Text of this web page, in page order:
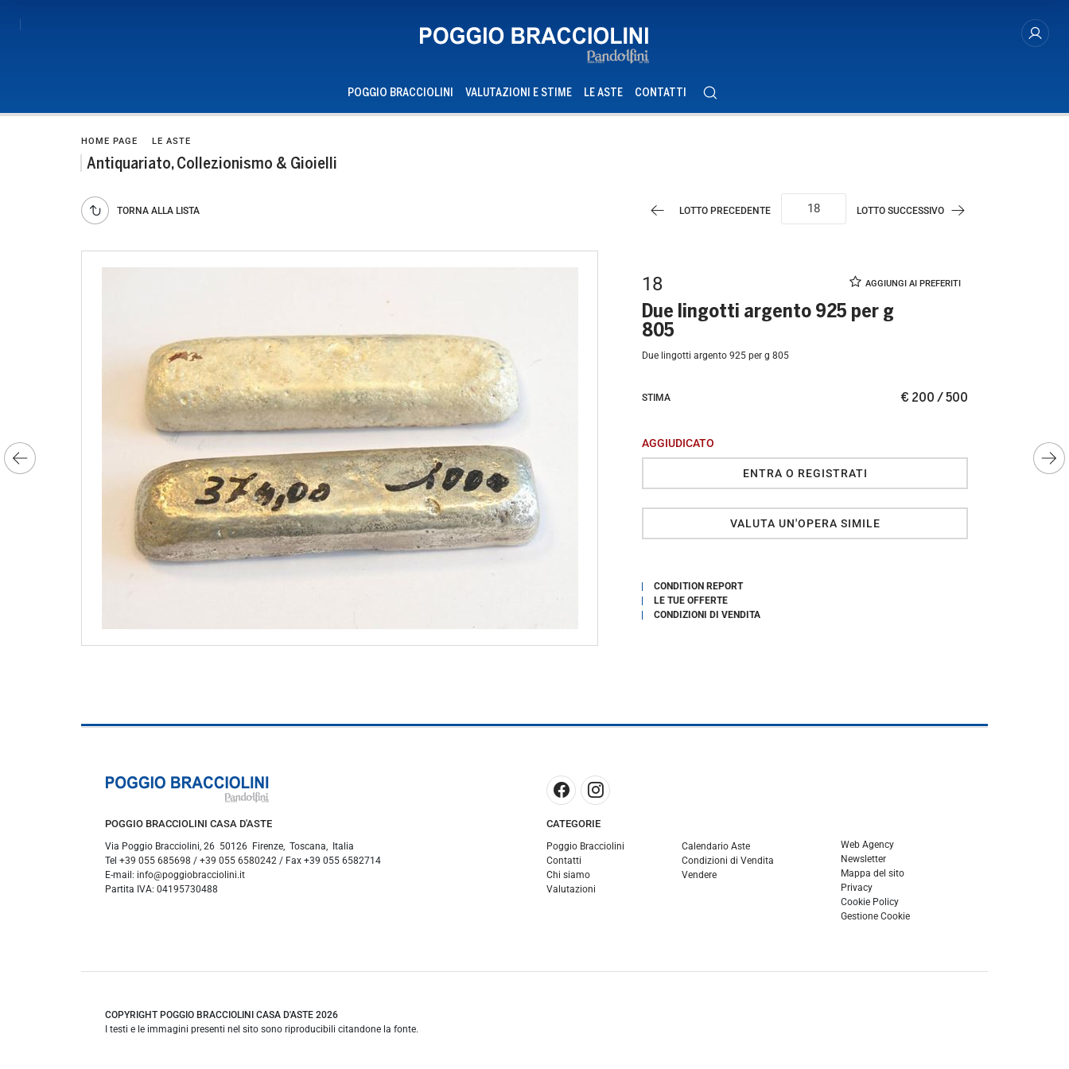
POGGIO BRACCIOLINI VALUTAZIONI E STIME LE ASTE CONTATTI
HOME PAGE LE ASTE
Antiquariato, Collezionismo & Gioielli
TORNA ALLA LISTA LOTTO PRECEDENTE LOTTO SUCCESSIVO
18
Due lingotti argento 925 per g
805
Due lingotti argento 925 per g 805
€ 200 / 500
STIMA
AGGIUDICATO
ENTRA O REGISTRATI
VALUTA UN'OPERA SIMILE
CONDITION REPORT
LE TUE OFFERTE
CONDIZIONI DI VENDITA
POGGIO BRACCIOLINI CASA D'ASTE
Via Poggio Bracciolini, 26 50126 Firenze Toscana
Italia
Tel +39 055 685698 / +39 055 6580242 / Fax +39 055 6582714
E-mail: info@poggiobracciolini.it
Partita IVA: 04195730488
CATEGORIE
Poggio Bracciolini
Calendario Aste
Contatti
Condizioni di Vendita
Chi siamo
Vendere
Valutazioni
Web Agency
Newsletter
Mappa del sito
Privacy
Cookie Policy
Gestione Cookie
COPYRIGHT POGGIO BRACCIOLINI CASA D'ASTE 2026
I testi e le immagini presenti nel sito sono riproducibili citandone la fonte.